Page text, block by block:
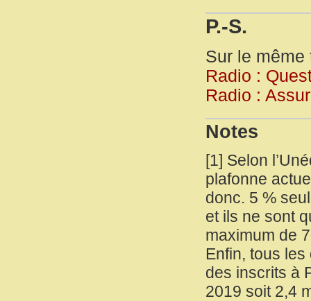
P.-S.
Sur le même
Radio :
Radio :
Notes
[1] Selon
plafonne
donc. 5 %
et ils ne sont
maximum de
Enfin, tous
des inscrits à
2019 soit 2,4